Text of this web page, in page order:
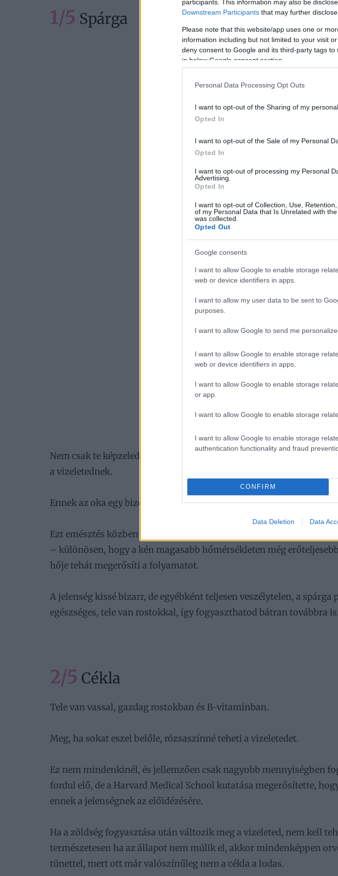
participants. This information may also be
Downstream Participants that may further
Please note that this website/app uses one or
information including but not limited to your visit
deny consent to Google and its third-party tags
in below Google consent section.
Personal Data Processing Opt Outs
I want to opt-out of the Sharing of my personal
Opted In
I want to opt-out of the Sale of my Personal
Opted In
I want to opt-out of processing my Personal
Advertising.
Opted In
I want to opt-out of Collection, Use,
of my Personal Data that Is Unrelated with
was collected.
Opted Out
Google consents
I want to allow Google to enable storage
web or device identifiers in apps.
I want to allow my user data to be sent to
purposes.
I want to allow Google to send me
I want to allow Google to enable storage
web or device identifiers in apps.
I want to allow Google to enable storage
or app.
I want to allow Google to enable storage
I want to allow Google to enable storage
authentication functionality and fraud
CONFIRM
Data Deletion Data
1/5 Spárga
Nem csak te képzeled be, tényleg így van: ha spárgát eszel, utána
a vizeletednek.
Ennek az oka egy bizonyos sav jelenléte, ami csakis és kizárólag a
Ezt emésztés közben a tested kénvegyületekre bontja, ami aztán a
– különösen, hogy a kén magasabb hőmérsékleten még
hője tehát megerősíti a folyamatot.
A jelenség kissé bizarr, de egyébként teljesen veszélytelen, a spárga
egészséges, tele van rostokkal, így fogyaszthatod bátran továbbra
2/5 Cékla
Tele van vassal, gazdag rostokban és B-vitaminban.
Meg, ha sokat eszel belőle, rózsaszínné teheti a vizeletedet.
Ez nem mindenkinél, és jellemzően csak nagyobb mennyiségben
fordul elő, de a Harvard Medical School kutatása megerősítette,
ennek a jelenségnek az előidézésére.
Ha a zöldség fogyasztása után változik meg a vizeleted, nem kell
természetesen ha az állapot nem múlik el, akkor mindenképpen
tünettel, mert ott már valószínűleg nem a cékla a ludas.